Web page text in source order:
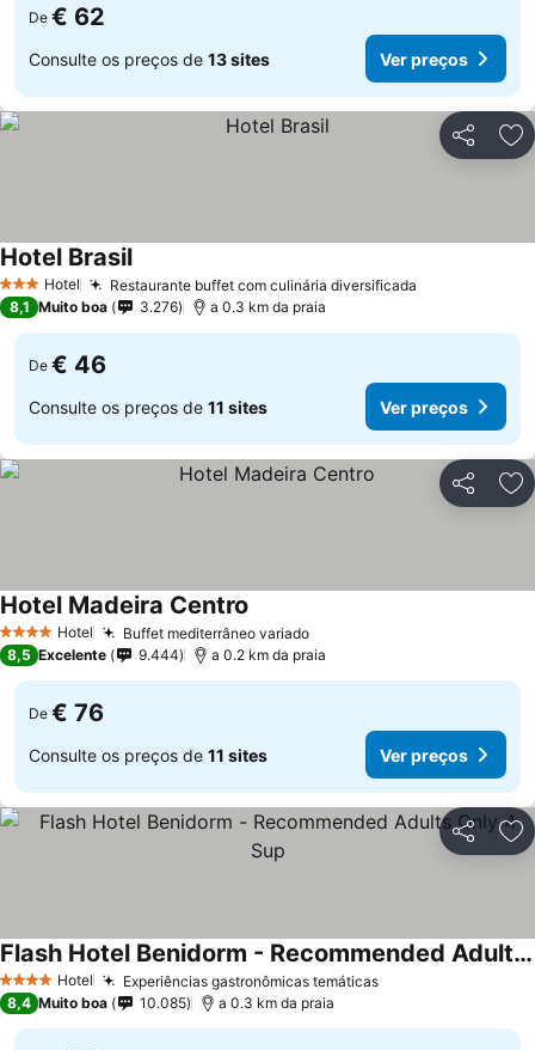
De € 62
Consulte os preços de 13 sites Ver preços
Partilhar
3 EstrelasHotel Restaurante buffet com culinária diversificada
Hotel BrasilVer preços
8,1 Muito boa 3.276 a 0.3 km da praia
De € 46
Consulte os preços de 11 sites Ver preços
Partilhar
4 EstrelasHotel Buffet mediterrâneo variadoVer preços
Hotel Madeira Centro
8,5 Excelente 9.444 a 0.2 km da praia
De € 76
Consulte os preços de 11 sites Ver preços
Partilhar
4 EstrelasHotel Experiências gastronômicas temáticasVer preços
Flash Hotel Benidorm - Recommended Adults Only 4 Sup
Ver preços
8,4 Muito boa 10.085 a 0.3 km da praia